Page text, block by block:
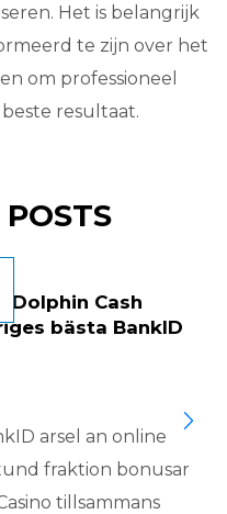
Het is belangrijk
te zijn over het
om professioneel
resultaat.
Dolphin Cash
bästa BankID
arsel an online
fraktion bonusar
tillsammans